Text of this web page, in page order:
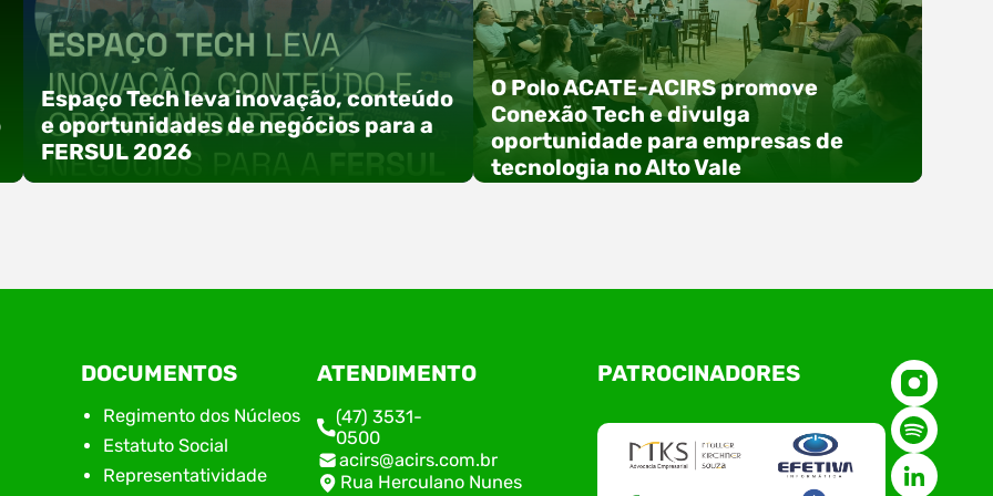
Espaço Tech leva inovação, conteúdo
e oportunidades de negócios para a
FERSUL 2026
A 15ª FERSUL – Feira Multissetorial do Alto Vale
do Itajaí acontece nos dias 12, 13 e 14 de agosto
de 2026, no Centro de Eventos Hermann
Purnhagen, e contará com uma programação
especial voltada à tecnologia, inovação e
empreendedorismo. Durante os três dias de
feira, o Espaço Tech será um dos palcos
O Polo ACATE-ACIRS promove
Conexão Tech e divulga
oportunidade para empresas de
tecnologia no Alto Vale
O Polo ACATE-ACIRS, por meio do NIAVI – Núcleo
de Tecnologia da Informação do Alto Vale do
Conexão Tech NIAVI, reunindo empresas de
tecnologia da região para uma noite de
networking, conteúdo estratégico e
apresentação de novas iniciativas para o setor.
DOCUMENTOS
Regimento dos Núcleos
Estatuto Social
Representatividade
ATENDIMENTO
(47) 3531-
0500
acirs@acirs.com.br
Rua Herculano Nunes
PATROCINADORES